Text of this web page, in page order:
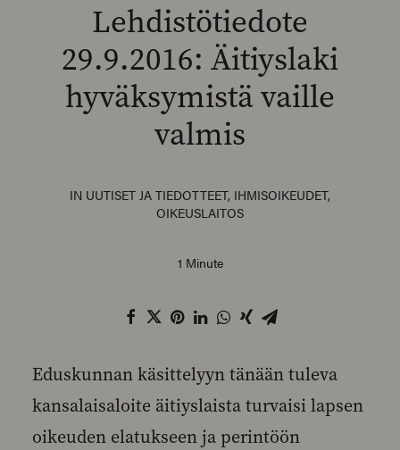
SEARCH
Lehdistötiedote
29.9.2016: Äitiyslaki
hyväksymistä vaille
valmis
IN UUTISET JA TIEDOTTEET, IHMISOIKEUDET,
OIKEUSLAITOS
1 Minute
Eduskunnan käsittelyyn tänään tuleva
kansalaisaloite äitiyslaista turvaisi lapsen
oikeuden elatukseen ja perintöön